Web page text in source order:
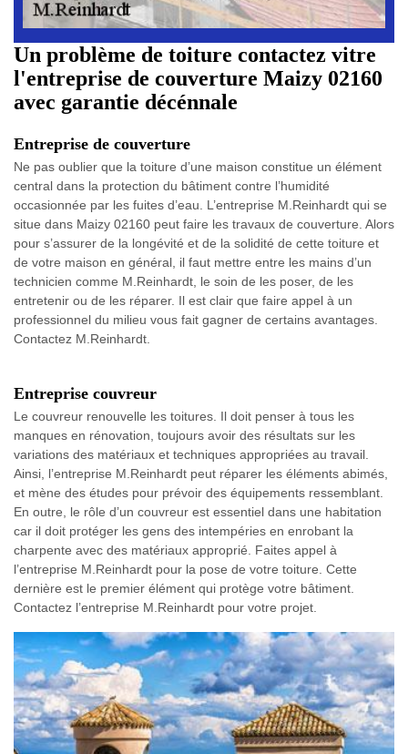
Un problème de toiture contactez vitre
l'entreprise de couverture Maizy 02160
avec garantie décénnale
Entreprise de couverture
Ne pas oublier que la toiture d’une maison constitue un élément
central dans la protection du bâtiment contre l’humidité
occasionnée par les fuites d’eau. L’entreprise M.Reinhardt qui se
situe dans Maizy 02160 peut faire les travaux de couverture. Alors
pour s’assurer de la longévité et de la solidité de cette toiture et
de votre maison en général, il faut mettre entre les mains d’un
technicien comme M.Reinhardt, le soin de les poser, de les
entretenir ou de les réparer. Il est clair que faire appel à un
professionnel du milieu vous fait gagner de certains avantages.
Contactez M.Reinhardt.
Entreprise couvreur
Le couvreur renouvelle les toitures. Il doit penser à tous les
manques en rénovation, toujours avoir des résultats sur les
variations des matériaux et techniques appropriées au travail.
Ainsi, l’entreprise M.Reinhardt peut réparer les éléments abimés,
et mène des études pour prévoir des équipements ressemblant.
En outre, le rôle d’un couvreur est essentiel dans une habitation
car il doit protéger les gens des intempéries en enrobant la
charpente avec des matériaux approprié. Faites appel à
l’entreprise M.Reinhardt pour la pose de votre toiture. Cette
dernière est le premier élément qui protège votre bâtiment.
Contactez l’entreprise M.Reinhardt pour votre projet.